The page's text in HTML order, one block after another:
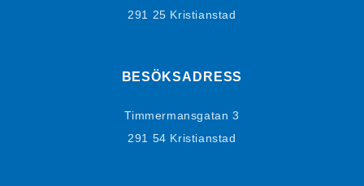
291 25 Kristianstad
BESÖKSADRESS
Timmermansgatan 3
291 54 Kristianstad